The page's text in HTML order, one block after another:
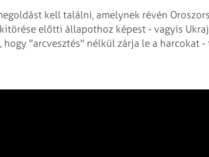
kell találni, amelynek révén
előtti állapothoz képest - vagyis
"arcvesztés" nélkül zárja le a harcokat -